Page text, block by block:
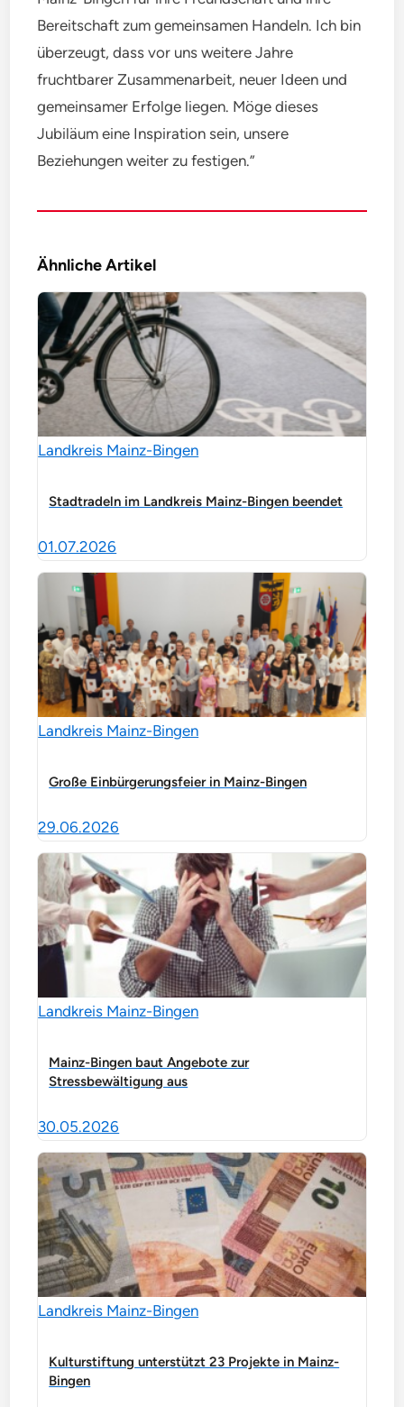
Bereitschaft zum gemeinsamen Handeln. Ich bin
überzeugt, dass vor uns weitere Jahre
fruchtbarer Zusammenarbeit, neuer Ideen und
gemeinsamer Erfolge liegen. Möge dieses
Jubiläum eine Inspiration sein, unsere
Beziehungen weiter zu festigen.”
Ähnliche Artikel
Landkreis Mainz-Bingen
Stadtradeln im Landkreis Mainz-Bingen beendet
01.07.2026
Landkreis Mainz-Bingen
Große Einbürgerungsfeier in Mainz-Bingen
29.06.2026
Landkreis Mainz-Bingen
Mainz-Bingen baut Angebote zur
Stressbewältigung aus
30.05.2026
Landkreis Mainz-Bingen
Kulturstiftung unterstützt 23 Projekte in Mainz-
Bingen